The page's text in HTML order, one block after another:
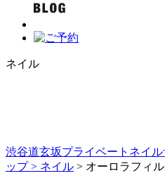
ネイル
渋谷道玄坂プライベートネイ
ップ > ネイル > オーロラフィ